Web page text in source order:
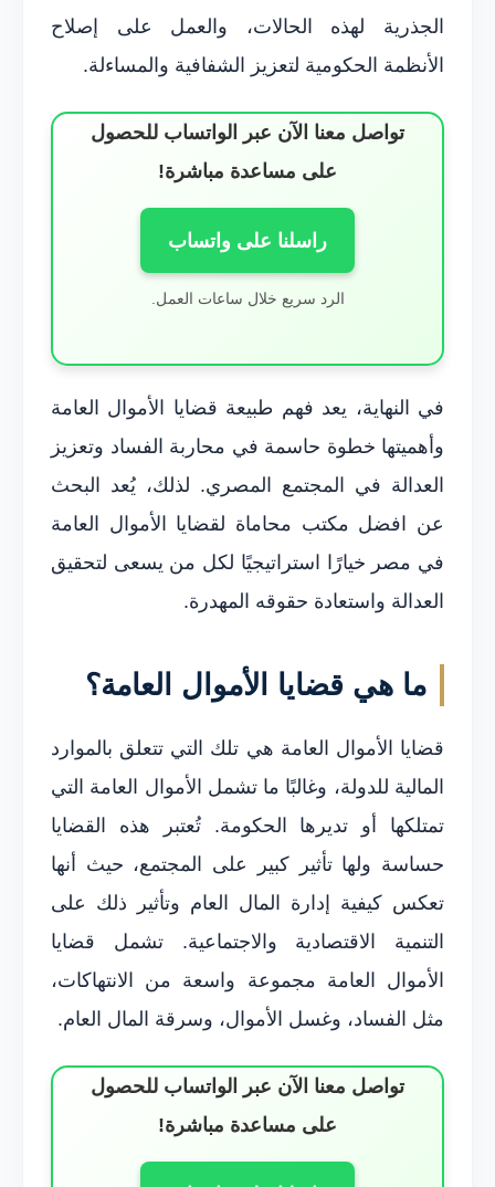
الجذرية لهذه الحالات، والعمل على إصلاح
الأنظمة الحكومية لتعزيز الشفافية والمساءلة.
تواصل معنا الآن عبر الواتساب للحصول
على مساعدة مباشرة!
راسلنا على واتساب
الرد سريع خلال ساعات العمل.
في النهاية، يعد فهم طبيعة قضايا الأموال العامة
وأهميتها خطوة حاسمة في محاربة الفساد وتعزيز
العدالة في المجتمع المصري. لذلك، يُعد البحث
عن افضل مكتب محاماة لقضايا الأموال العامة
في مصر خيارًا استراتيجيًا لكل من يسعى لتحقيق
العدالة واستعادة حقوقه المهدرة.
ما هي قضايا الأموال العامة؟
قضايا الأموال العامة هي تلك التي تتعلق بالموارد
المالية للدولة، وغالبًا ما تشمل الأموال العامة التي
تمتلكها أو تديرها الحكومة. تُعتبر هذه القضايا
حساسة ولها تأثير كبير على المجتمع، حيث أنها
تعكس كيفية إدارة المال العام وتأثير ذلك على
التنمية الاقتصادية والاجتماعية. تشمل قضايا
الأموال العامة مجموعة واسعة من الانتهاكات،
مثل الفساد، وغسل الأموال، وسرقة المال العام.
تواصل معنا الآن عبر الواتساب للحصول
على مساعدة مباشرة!